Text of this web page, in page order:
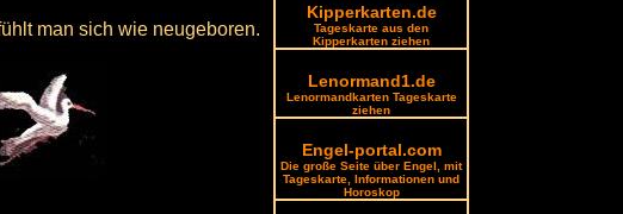
man sich wie neugeboren.
Kipperkarten.de
Tageskarte aus den
Kipperkarten ziehen
Lenormand1.de
Lenormandkarten Tageskarte
ziehen
Engel-portal.com
Die große Seite über Engel, mit
Tageskarte, Informationen und
Horoskop